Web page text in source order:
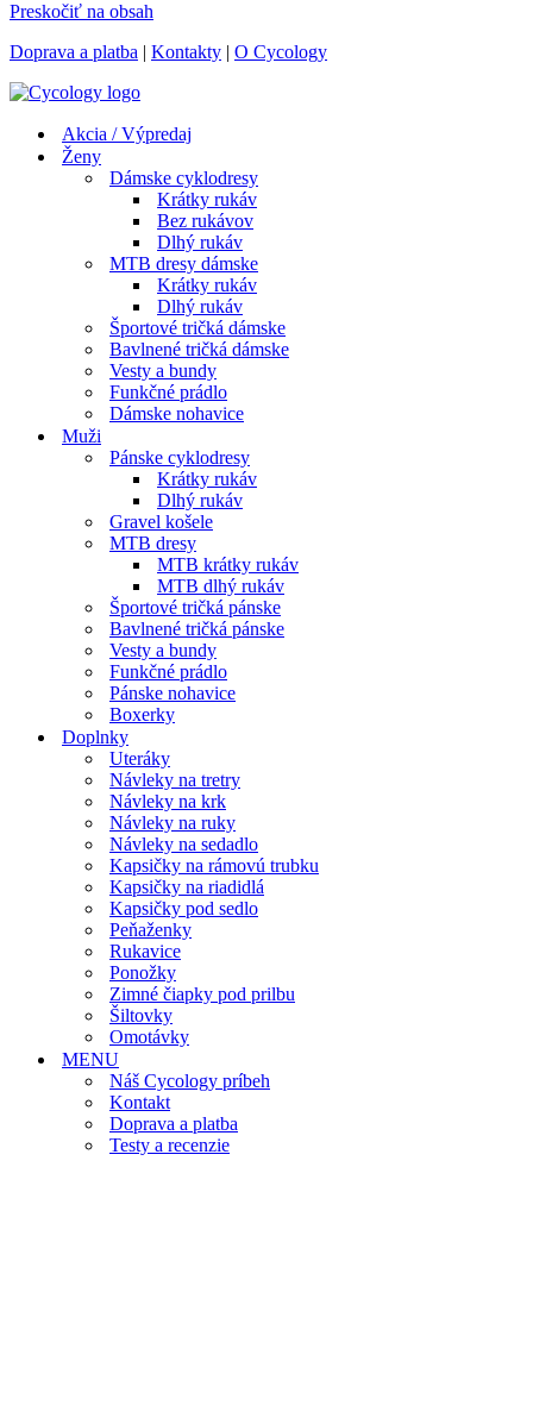
Preskočiť na obsah
Doprava a platba | Kontakty | O Cycology
Akcia / Výpredaj
Ženy
Dámske cyklodresy
Krátky rukáv
Bez rukávov
Dlhý rukáv
MTB dresy dámske
Krátky rukáv
Dlhý rukáv
Športové tričká dámske
Bavlnené tričká dámske
Vesty a bundy
Funkčné prádlo
Dámske nohavice
Muži
Pánske cyklodresy
Krátky rukáv
Dlhý rukáv
Gravel košele
MTB dresy
MTB krátky rukáv
MTB dlhý rukáv
Športové tričká pánske
Bavlnené tričká pánske
Vesty a bundy
Funkčné prádlo
Pánske nohavice
Boxerky
Doplnky
Uteráky
Návleky na tretry
Návleky na krk
Návleky na ruky
Návleky na sedadlo
Kapsičky na rámovú trubku
Kapsičky na riadidlá
Kapsičky pod sedlo
Peňaženky
Rukavice
Ponožky
Zimné čiapky pod prilbu
Šiltovky
Omotávky
MENU
Náš Cycology príbeh
Kontakt
Doprava a platba
Testy a recenzie